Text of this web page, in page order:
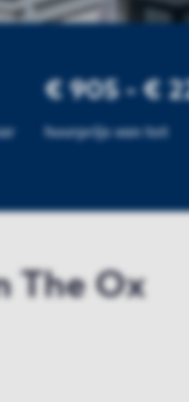
€ 905 - €
huurprijs van tot
The Ox